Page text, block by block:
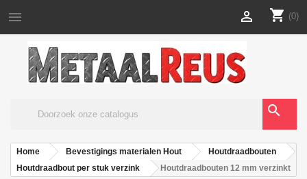
 shopping_cart (0)

search
Home Bevestigings materialen Hout
Houtdraadbouten
Houtdraadbout per stuk verzink
Houtdraadbouten 12 mm verzinkt